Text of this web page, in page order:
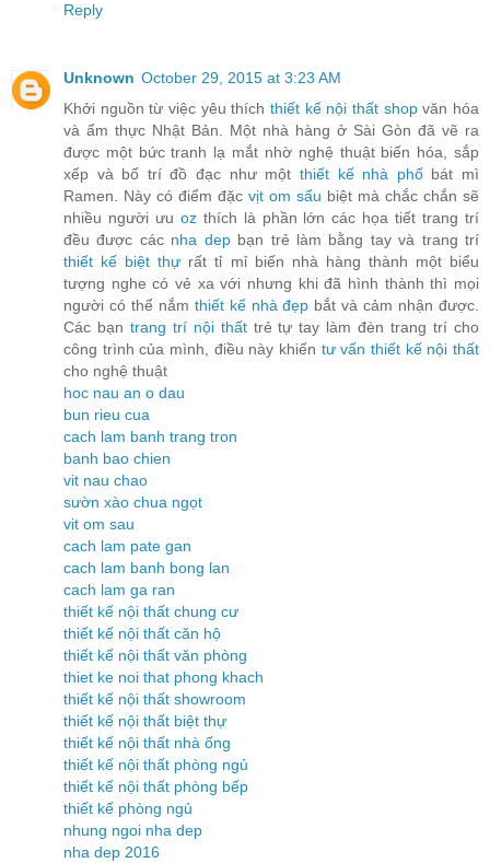
Reply
Unknown October 29, 2015 at 3:23 AM
Khởi nguồn từ việc yêu thích thiết kế nội thất shopvăn hóa
và ẩm thực Nhật Bản. Một nhà hàng ở Sài Gòn đã vẽ ra
được một bức tranh lạ mắt nhờ nghệ thuật biến hóa, sắp
xếp và bố trí đồ đạc như một thiết kế nhà phốbát mì
Ramen. Này có điểm đặc vịt om sấu biệt mà chắc chắn sẽ
nhiều người ưu ozthích là phần lớn các họa tiết trang trí
đều được các nha depbạn trẻ làm bằng tay và trang trí
thiết kế biệt thự rất tỉ mỉ biến nhà hàng thành một biểu
tượng nghe có vẻ xa với nhưng khi đã hình thành thì mọi
người có thể nắm thiết kế nhà đẹp bắt và cảm nhận được.
Các bạn trang trí nội thấttrẻ tự tay làm đèn trang trí cho
công trình của mình, điều này khiến tư vấn thiết kế nội thất
cho nghệ thuật
hoc nau an o dau
bun rieu cua
cach lam banh trang tron
banh bao chien
vit nau chao
sườn xào chua ngọt
vit om sau
cach lam pate gan
cach lam banh bong lan
cach lam ga ran
thiết kế nội thất chung cư
thiết kế nội thất căn hộ
thiết kế nội thất văn phòng
thiet ke noi that phong khach
thiết kế nội thất showroom
thiết kế nội thất biệt thự
thiết kế nội thất nhà ống
thiết kế nội thất phòng ngủ
thiết kế nội thất phòng bếp
thiết kế phòng ngủ
nhung ngoi nha dep
nha dep 2016